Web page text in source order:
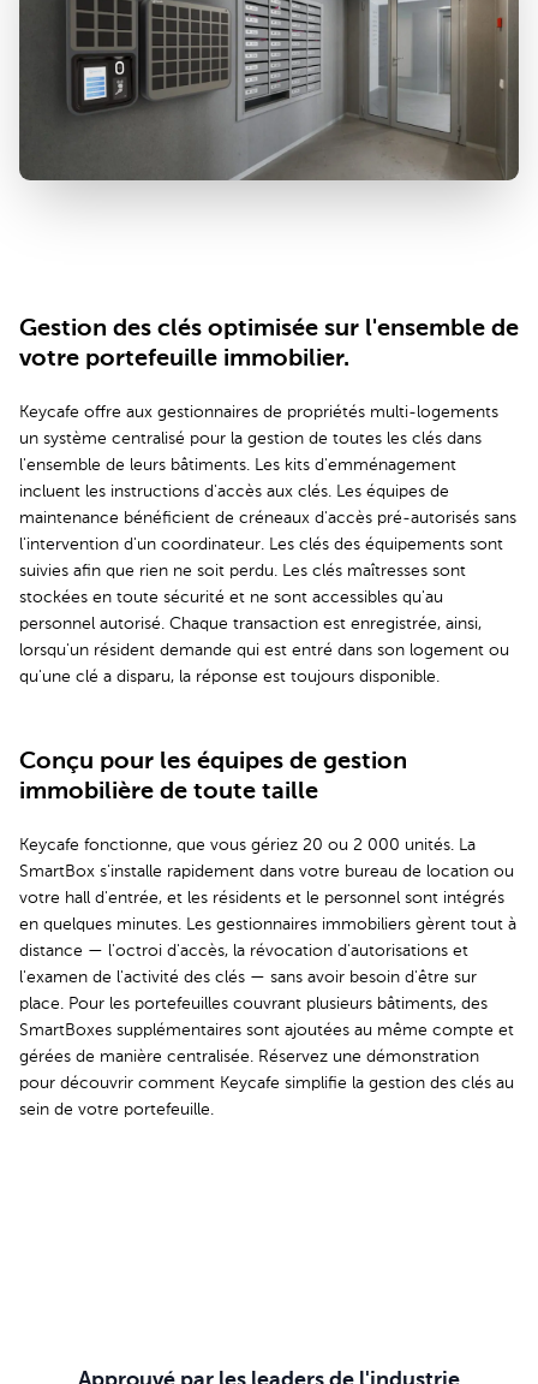
Gestion des clés optimisée sur l'ensemble de
votre portefeuille immobilier.
Keycafe offre aux gestionnaires de propriétés multi-logements
un système centralisé pour la gestion de toutes les clés dans
l'ensemble de leurs bâtiments. Les kits d'emménagement
incluent les instructions d'accès aux clés. Les équipes de
maintenance bénéficient de créneaux d'accès pré-autorisés sans
l'intervention d'un coordinateur. Les clés des équipements sont
suivies afin que rien ne soit perdu. Les clés maîtresses sont
stockées en toute sécurité et ne sont accessibles qu'au
personnel autorisé. Chaque transaction est enregistrée, ainsi,
lorsqu'un résident demande qui est entré dans son logement ou
qu'une clé a disparu, la réponse est toujours disponible.
Conçu pour les équipes de gestion
immobilière de toute taille
Keycafe fonctionne, que vous gériez 20 ou 2 000 unités. La
SmartBox s'installe rapidement dans votre bureau de location ou
votre hall d'entrée, et les résidents et le personnel sont intégrés
en quelques minutes. Les gestionnaires immobiliers gèrent tout à
distance — l'octroi d'accès, la révocation d'autorisations et
l'examen de l'activité des clés — sans avoir besoin d'être sur
place. Pour les portefeuilles couvrant plusieurs bâtiments, des
SmartBoxes supplémentaires sont ajoutées au même compte et
gérées de manière centralisée. Réservez une démonstration
pour découvrir comment Keycafe simplifie la gestion des clés au
sein de votre portefeuille.